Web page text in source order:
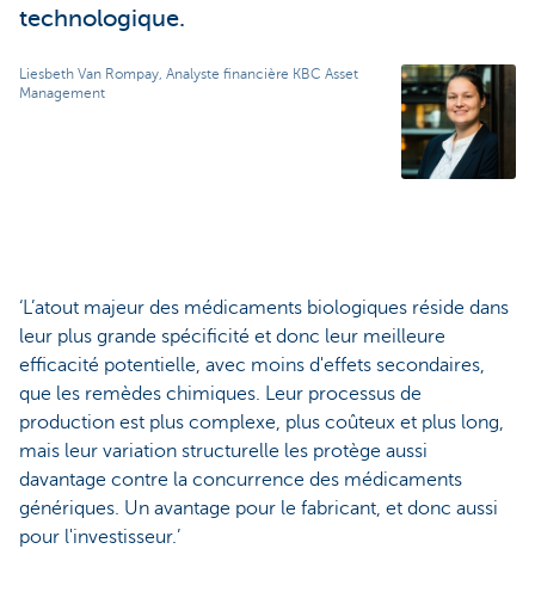
technologique.
Liesbeth Van Rompay, Analyste financière KBC Asset
Management
‘L’atout majeur des médicaments biologiques réside dans
leur plus grande spécificité et donc leur meilleure
efficacité potentielle, avec moins d'effets secondaires,
que les remèdes chimiques. Leur processus de
production est plus complexe, plus coûteux et plus long,
mais leur variation structurelle les protège aussi
davantage contre la concurrence des médicaments
génériques. Un avantage pour le fabricant, et donc aussi
pour l'investisseur.’